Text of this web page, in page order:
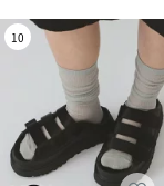
10